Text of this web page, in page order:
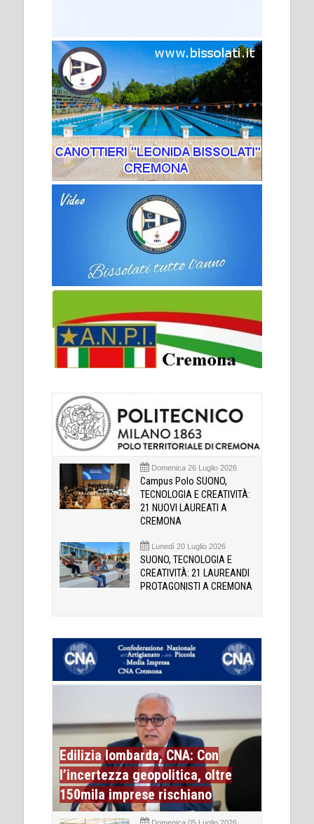
Domenica 26 Luglio 2026
Campus Polo SUONO,
TECNOLOGIA E CREATIVITÀ:
21 NUOVI LAUREATI A
CREMONA
Lunedì 20 Luglio 2026
SUONO, TECNOLOGIA E
CREATIVITÀ: 21 LAUREANDI
PROTAGONISTI A CREMONA
Edilizia lombarda, CNA: Con
l’incertezza geopolitica, oltre
150mila imprese rischiano